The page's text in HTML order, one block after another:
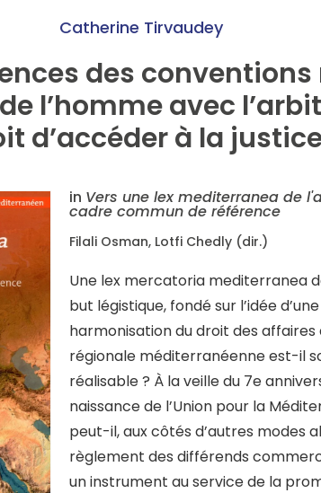
Catherine Tirvaudey
des
l’homme avec
d’accéder à la
in Vers une lex mediterranea de
cadre commun de référence
Filali Osman, Lotfi Chedly (dir.)
Une lex mercatoria mediterranea
but légistique, fondé sur l’idée
harmonisation du droit des affaires
régionale méditerranéenne est-il
réalisable ? À la veille du 7e
naissance de l’Union pour la
peut-il, aux côtés d’autres modes
règlement des différends
un instrument au service de la